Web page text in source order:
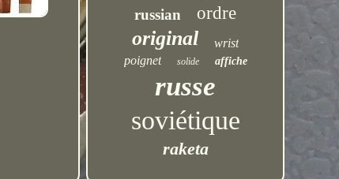
russian ordre
original
wrist
poignet
solide affiche
russe
soviétique
raketa